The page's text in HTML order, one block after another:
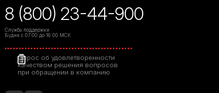
8 (800) 23-44-900
Служба поддержки
Будни с 07:00 до 16:00 МСК
Опрос об удовлетворенности
качеством решения вопросов
при обращении в компанию